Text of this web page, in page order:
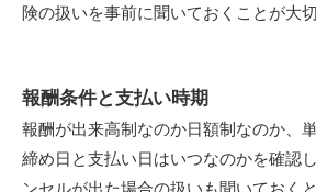
険の扱いを事前に聞いておくことが大切
報酬条件と支払い時期
報酬が出来高制なのか日額制なのか、
締め日と支払い日はいつなのかを確認